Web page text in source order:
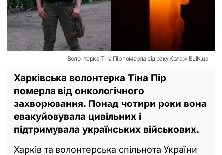
Волонтерка Тіна Пір померла від раку.Колаж BLIK.ua
Харківська волонтерка Тіна Пір
померла від онкологічного
захворювання. Понад чотири роки вона
евакуйовувала цивільних і
підтримувала українських військових.
Харків та волонтерська спільнота України